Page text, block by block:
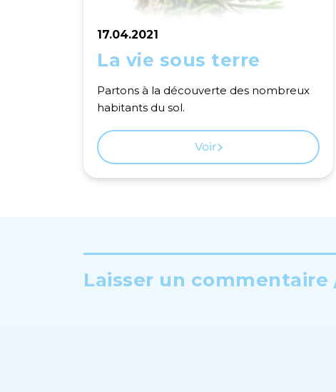
17.04.2021
La vie sous terre
Partons à la découverte des nombreux
habitants du sol.
Voir
Laisser un